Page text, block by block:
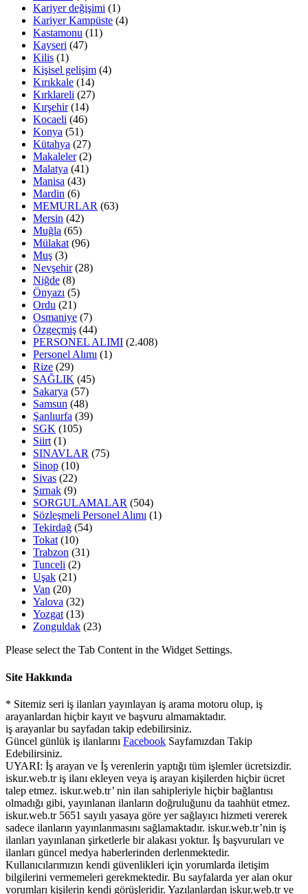
Kariyer değişimi (1)
Kariyer Kampüste (4)
Kastamonu (11)
Kayseri (47)
Kilis (1)
Kişisel gelişim (4)
Kırıkkale (14)
Kırklareli (27)
Kırşehir(14)
Kocaeli (46)
Konya (51)
Kütahya (27)
Makaleler(2)
Malatya (41)
Manisa (43)
Mardin (6)
MEMURLAR (63)
Mersin (42)
Muğla (65)
Mülakat (96)
Muş (3)
Nevşehir(28)
Niğde (8)
Önyazı (5)
Ordu (21)
Osmaniye (7)
Özgeçmiş (44)
PERSONEL ALIMI (2.408)
Personel Alımı (1)
Rize (29)
SAĞLIK (45)
Sakarya (57)
Samsun (48)
Şanlıurfa (39)
SGK (105)
Siirt (1)
SINAVLAR (75)
Sinop (10)
Sivas (22)
Şırnak (9)
SORGULAMALAR (504)
Sözleşmeli Personel Alımı (1)
Tekirdağ (54)
Tokat (10)
Trabzon (31)
Tunceli (2)
Uşak (21)
Van (20)
Yalova (32)
Yozgat (13)
Zonguldak (23)
Please select the Tab Content in the Widget Settings.
Site Hakkında
* Sitemiz seri iş ilanları yayınlayan iş arama motoru olup, iş
arayanlardan hiçbir kayıt ve başvuru almamaktadır.
iş arayanlar bu sayfadan takip edebilirsiniz.
Güncel günlük iş ilanlarını Facebook Sayfamızdan Takip
Edebilirsiniz.
UYARI: İş arayan ve İş verenlerin yaptığı tüm işlemler ücretsizdir.
iskur.web.tr iş ilanı ekleyen veya iş arayan kişilerden hiçbir ücret
talep etmez. iskur.web.tr’ nin ilan sahipleriyle hiçbir bağlantısı
olmadığı gibi, yayınlanan ilanların doğruluğunu da taahhüt etmez.
iskur.web.tr 5651 sayılı yasaya göre yer sağlayıcı hizmeti vererek
sadece ilanların yayınlanmasını sağlamaktadır. iskur.web.tr’nin iş
ilanları yayınlanan şirketlerle bir alakası yoktur. İş başvuruları ve
ilanları güncel medya haberlerinden derlenmektedir.
Kullanıcılarımızın kendi güvenlikleri için yorumlarda iletişim
bilgilerini vermemeleri gerekmektedir. Bu sayfalarda yer alan okur
yorumları kişilerin kendi görüşleridir. Yazılanlardan iskur.web.tr ve